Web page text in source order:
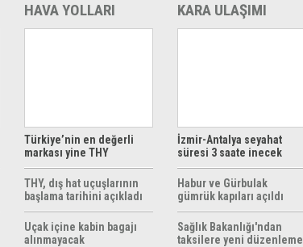
HAVA YOLLARI
Türkiye’nin en değerli
markası yine THY
THY, dış hat uçuşlarının
başlama tarihini açıkladı
Uçak içine kabin bagajı
alınmayacak
KARA ULAŞIMI
İzmir-Antalya seyahat
süresi 3 saate inecek
Habur ve Gürbulak
gümrük kapıları açıldı
Sağlık Bakanlığı'ndan
taksilere yeni düzenleme